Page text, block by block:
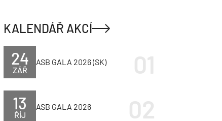
KALENDÁŘ AKCÍ
ZÁŘ
24 ASB GALA 2026 (SK)
ŘÍJ
13 ASB GALA 2026